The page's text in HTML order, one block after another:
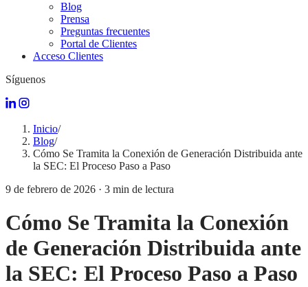
Blog
Prensa
Preguntas frecuentes
Portal de Clientes
Acceso Clientes
Síguenos
Inicio/
Blog/
Cómo Se Tramita la Conexión de Generación Distribuida ante
la SEC: El Proceso Paso a Paso
9 de febrero de 2026 · 3 min de lectura
Cómo Se Tramita la Conexión
de Generación Distribuida ante
la SEC: El Proceso Paso a Paso